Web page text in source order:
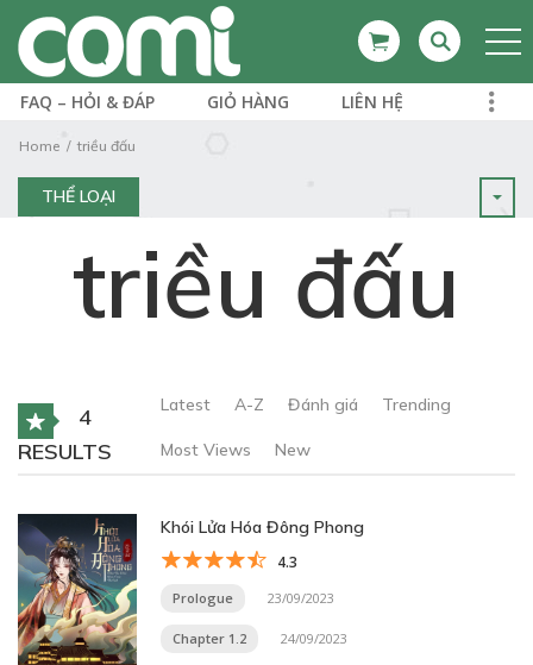
FAQ – HỎI & ĐÁP GIỎ HÀNG LIÊN HỆ
Home triều đấu
THỂ LOẠI
triều đấu
4
RESULTS
Latest A-Z Đánh giá Trending
Most Views New
Khói Lửa Hóa Đông Phong
4.3
Prologue 23/09/2023
Chapter 1.2 24/09/2023